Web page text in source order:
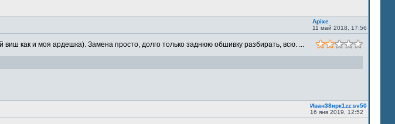
Apixe
11 май 2018, 17:56
как и моя ардешка). Замена просто, долго только заднюю обшивку разбирать, всю. ...
Иван38ирк1zz:sv50
16 янв 2019, 12:52